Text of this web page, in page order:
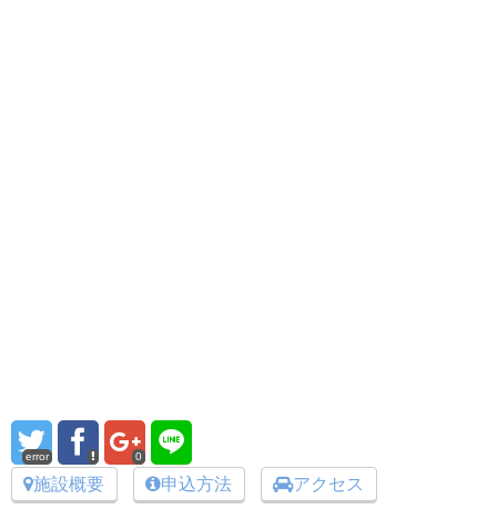
error 0
施設概要 申込方法 アクセス